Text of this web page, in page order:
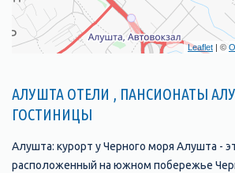
Leaflet | ©
АЛУШТА ОТЕЛИ , ПАНСИОНАТЫ
ГОСТИНИЦЫ
Алушта: курорт у Черного моря Алушта -
расположенный на южном побережье